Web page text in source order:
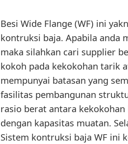
Besi Wide Flange (WF) ini
kontruksi baja. Apabila anda
maka silahkan cari supplier
kokoh pada kekokohan tarik
mempunyai batasan yang
fasilitas pembangunan
rasio berat antara
dengan kapasitas muatan.
Sistem kontruksi baja WF